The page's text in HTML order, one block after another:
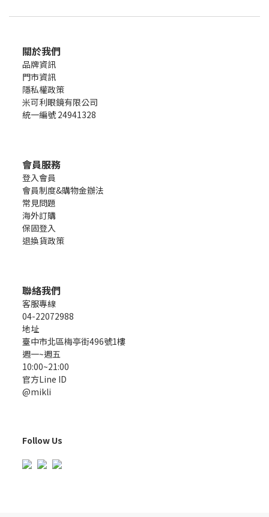
關於我們
品牌資訊
門市資訊
隱私權政策
米可利眼鏡有限公司
統一編號 24941328
會員服務
登入會員
會員制度&購物金辦法
常見問題
海外訂購
保固登入
退換貨政策
聯絡我們
客服專線
04-22072988
地址
臺中市北區梅亭街496號1樓
週一~週五
10:00~21:00
官方Line ID
@mikli
Follow Us